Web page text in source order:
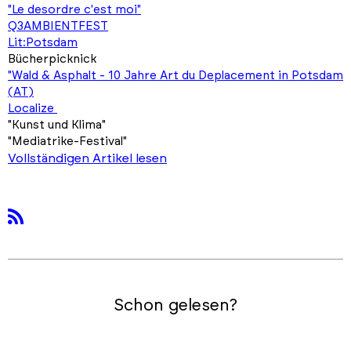
"Le desordre c'est moi"
Q3AMBIENTFEST
Lit:Potsdam
Bücherpicknick
"Wald & Asphalt - 10 Jahre Art du Deplacement in Potsdam
(AT)
Localize
"Kunst und Klima"
"Mediatrike-Festival"
Vollständigen Artikel lesen
Schon gelesen?